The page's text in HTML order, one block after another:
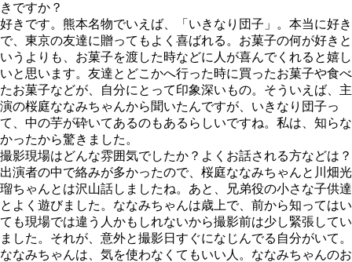
きですか？
好きです。熊本名物でいえば、「いきなり団子」。本当に好き
で、東京の友達に贈ってもよく喜ばれる。お菓子の何が好きと
いうよりも、お菓子を渡した時などに人が喜んでくれると嬉し
いと思います。友達とどこかへ行った時に買ったお菓子や食べ
たお菓子などが、自分にとって印象深いもの。そういえば、主
演の桜庭ななみちゃんから聞いたんですが、いきなり団子っ
て、中の芋が砕いてあるのもあるらしいですね。私は、知らな
かったから驚きました。
撮影現場はどんな雰囲気でしたか？よくお話される方などは？
出演者の中で絡みが多かったので、桜庭ななみちゃんと川畑光
瑠ちゃんとは沢山話しましたね。あと、兄弟役の小さな子供達
とよく遊びました。ななみちゃんは歳上で、前から知ってはい
ても現場では違う人かもしれないから撮影前は少し緊張してい
ました。それが、意外と撮影日すぐになじんでる自分がいて。
ななみちゃんは、気を使わなくてもいい人。ななみちゃんのお